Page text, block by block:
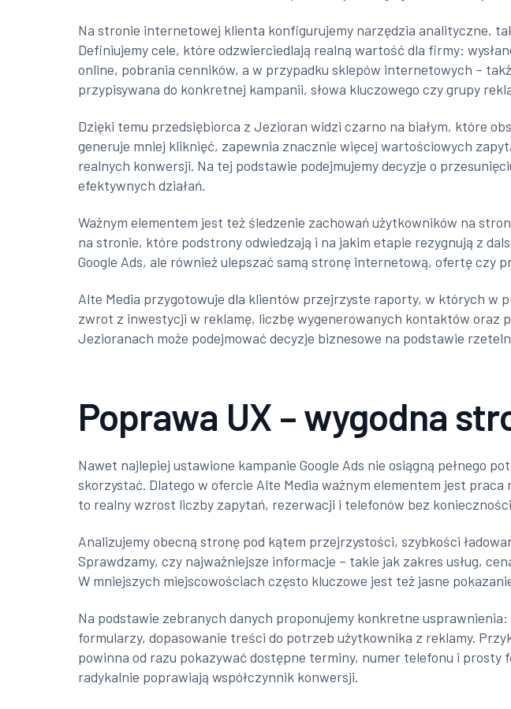
Na stronie internetowej klienta konfigurujemy narzędzia analityczne,
Definiujemy cele, które odzwierciedlają realną wartość dla firmy:
online, pobrania cenników, a w przypadku sklepów internetowych –
przypisywana do konkretnej kampanii, słowa kluczowego czy grupy
Dzięki temu przedsiębiorca z Jezioran widzi czarno na białym, które
generuje mniej kliknięć, zapewnia znacznie więcej wartościowych
realnych konwersji. Na tej podstawie podejmujemy decyzje o
efektywnych działań.
Ważnym elementem jest też śledzenie zachowań użytkowników na
na stronie, które podstrony odwiedzają i na jakim etapie rezygnują z
Google Ads, ale również ulepszać samą stronę internetową, ofertę czy
Alte Media przygotowuje dla klientów przejrzyste raporty, w których w
zwrot z inwestycji w reklamę, liczbę wygenerowanych kontaktów oraz
Jezioranach może podejmować decyzje biznesowe na podstawie
Poprawa UX – wygodna
Nawet najlepiej ustawione kampanie Google Ads nie osiągną pełnego
skorzystać. Dlatego w ofercie Alte Media ważnym elementem jest praca
to realny wzrost liczby zapytań, rezerwacji i telefonów bez
Analizujemy obecną stronę pod kątem przejrzystości, szybkości
Sprawdzamy, czy najważniejsze informacje – takie jak zakres usług,
W mniejszych miejscowościach często kluczowe jest też jasne
Na podstawie zebranych danych proponujemy konkretne
formularzy, dopasowanie treści do potrzeb użytkownika z reklamy.
powinna od razu pokazywać dostępne terminy, numer telefonu i
radykalnie poprawiają współczynnik konwersji.